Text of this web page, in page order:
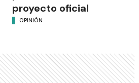
proyecto oficial
OPINIÓN